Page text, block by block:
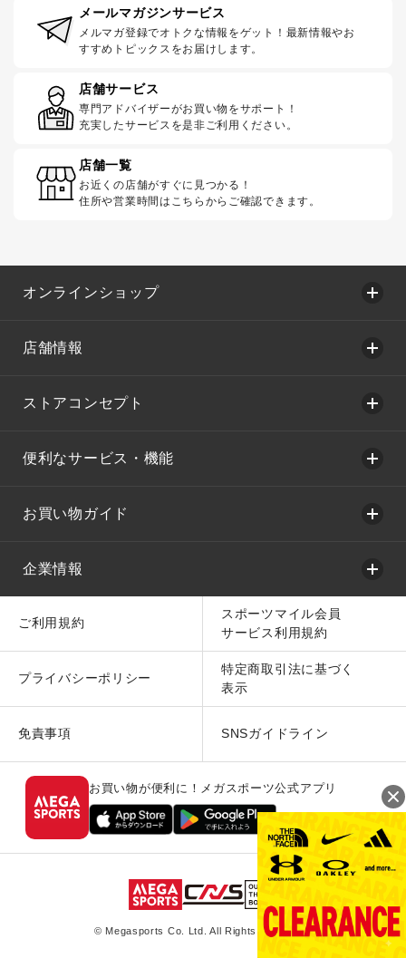
メールマガジンサービス
メルマガ登録でオトクな情報をゲット！最新情報やお
すすめトピックスをお届けします。
店舗サービス
専門アドバイザーがお買い物をサポート！
充実したサービスを是非ご利用ください。
店舗一覧
お近くの店舗がすぐに見つかる！
住所や営業時間はこちらからご確認できます。
オンラインショップ
店舗情報
ストアコンセプト
便利なサービス・機能
お買い物ガイド
企業情報
ご利用規約
スポーツマイル会員
サービス利用規約
プライバシーポリシー
特定商取引法に基づく
表示
免責事項 SNSガイドライン
お買い物が便利に！メガスポーツ公式アプリ
© Megasports Co. Ltd. All Rights Reserved.